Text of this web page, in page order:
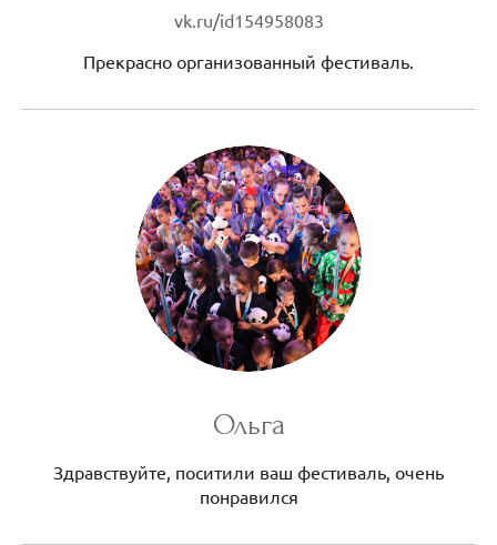
vk.ru/id154958083
Прекрасно организованный фестиваль.
Ольга
Здравствуйте, поситили ваш фестиваль, очень
понравился